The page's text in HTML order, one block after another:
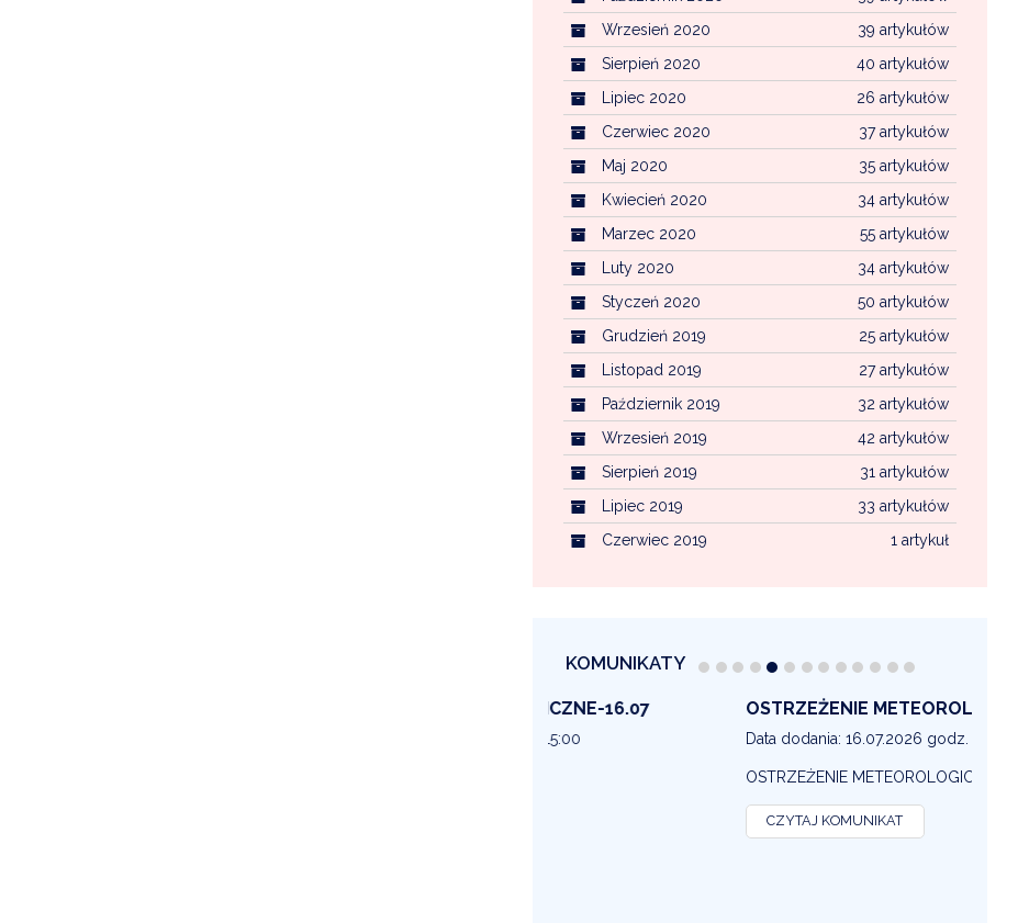
39 artykułów
Wrzesień 2020
40 artykułów
Sierpień 2020
26 artykułów
Lipiec 2020
37 artykułów
Czerwiec 2020
35 artykułów
Maj 2020
34 artykułów
Kwiecień 2020
55 artykułów
Marzec 2020
34 artykułów
Luty 2020
50 artykułów
Styczeń 2020
25 artykułów
Grudzień 2019
27 artykułów
Listopad 2019
32 artykułów
Październik 2019
42 artykułów
Wrzesień 2019
31 artykułów
Sierpień 2019
33 artykułów
Lipiec 2019
1 artykuł
Czerwiec 2019
KOMUNIKATY
OSTRZEŻENIE METEOROLOGICZNE 16-07
Data dodania: 16.07.2026 godz. 14:30
OSTRZEŻENIE METEOROLOGICZNE